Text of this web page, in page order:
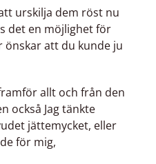
urskilja dem röst nu
det en möjlighet för
önskar att du kunde ju
allt och från den
också Jag tänkte
jättemycket, eller
för mig,